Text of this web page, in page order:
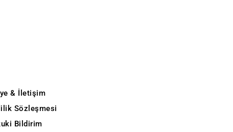
& İletişim
Sözleşmesi
Bildirim